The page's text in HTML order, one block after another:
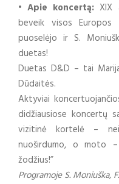
• Apie koncertą: XIX
beveik visos Europos
puoselėjo ir S.
duetas!
Duetas D&D – tai
Dūdaitės.
Aktyviai
didžiausiose koncertų
vizitinė kortelė –
nuoširdumo, o moto –
žodžius!”
Programoje S. Moniuška,